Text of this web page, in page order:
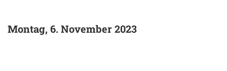
Montag, 6. November 2023